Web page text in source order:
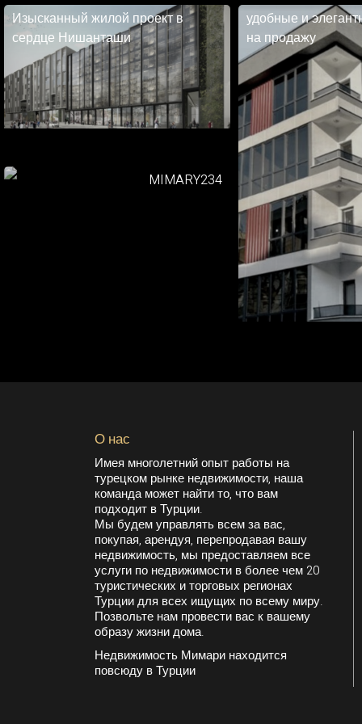
Изысканный жилой проект в
сердце Нишанташи
MIMARY234
удобные и
на продажу
О нас
Имея многолетний опыт работы на
турецком рынке недвижимости, наша
команда может найти то, что вам
подходит в Турции.
Мы будем управлять всем за вас,
покупая, арендуя, перепродавая вашу
недвижимость, мы предоставляем все
услуги по недвижимости в более чем 20
туристических и торговых регионах
Турции для всех ищущих по всему миру.
Позвольте нам провести вас к вашему
образу жизни дома.
Недвижимость Мимари находится
повсюду в Турции